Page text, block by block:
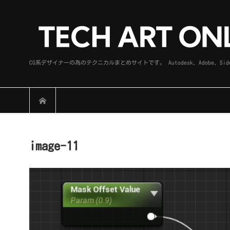
CG系デザイナーの為のテクニカルまとめサイトです。 Autodesk、Adobe、
image-11